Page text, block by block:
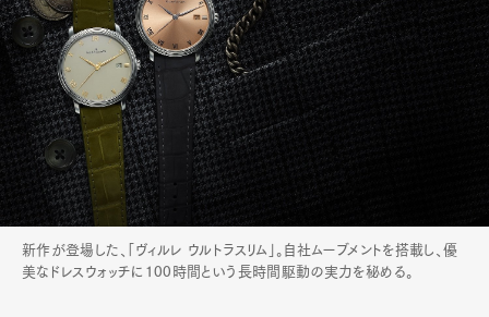
新作が登場した、「ヴィルレ ウルトラスリム」。自社ムーブメントを搭載し、優
美なドレスウォッチに100時間という長時間駆動の実力を秘める。